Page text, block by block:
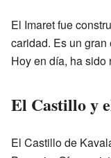
El Imaret fue
caridad. Es un
Hoy en día, ha sido
El Castillo y
El Castillo de